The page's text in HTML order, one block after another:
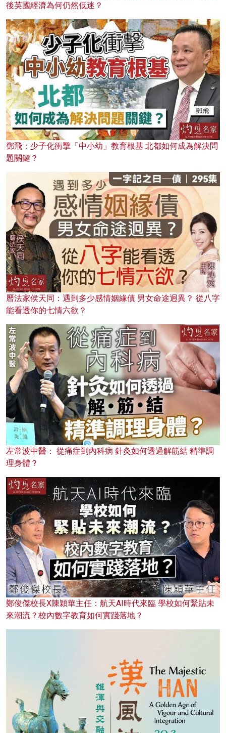
後英國經濟為何仍然低迷？
鄧飛：少子化衝擊「中小幼」教育根基 北都如何成為解決問
題關鍵？
曆法家侯天同：遇到多少感情姻緣債 男女命途迥異？ 從八字
能看透你的七情六欲？
左常波中醫： 從痛症到內科病 針灸如何透過解筋結 精準調
理身體？
鄭俊傑校長X陳穎華主任：航天AI時代來臨 學校如何緊貼未
來潮流？校內數字教育如何實踐落地？